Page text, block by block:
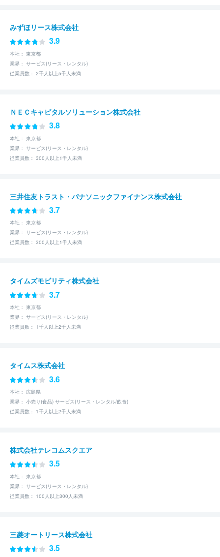
みずほリース株式会社
3.9
本社： 東京都
業界： サービス(リース・レンタル)
従業員数： 2千人以上5千人未満
ＮＥＣキャピタルソリューション株式会社
3.8
本社： 東京都
業界： サービス(リース・レンタル)
従業員数： 300人以上1千人未満
三井住友トラスト・パナソニックファイナンス株式会社
3.7
本社： 東京都
業界： サービス(リース・レンタル)
従業員数： 300人以上1千人未満
タイムズモビリティ株式会社
3.7
本社： 東京都
業界： サービス(リース・レンタル)
従業員数： 1千人以上2千人未満
タイムス株式会社
3.6
本社： 広島県
業界： 小売り(食品) サービス(リース・レンタル/飲食)
従業員数： 1千人以上2千人未満
株式会社テレコムスクエア
3.5
本社： 東京都
業界： サービス(リース・レンタル)
従業員数： 100人以上300人未満
三菱オートリース株式会社
3.5